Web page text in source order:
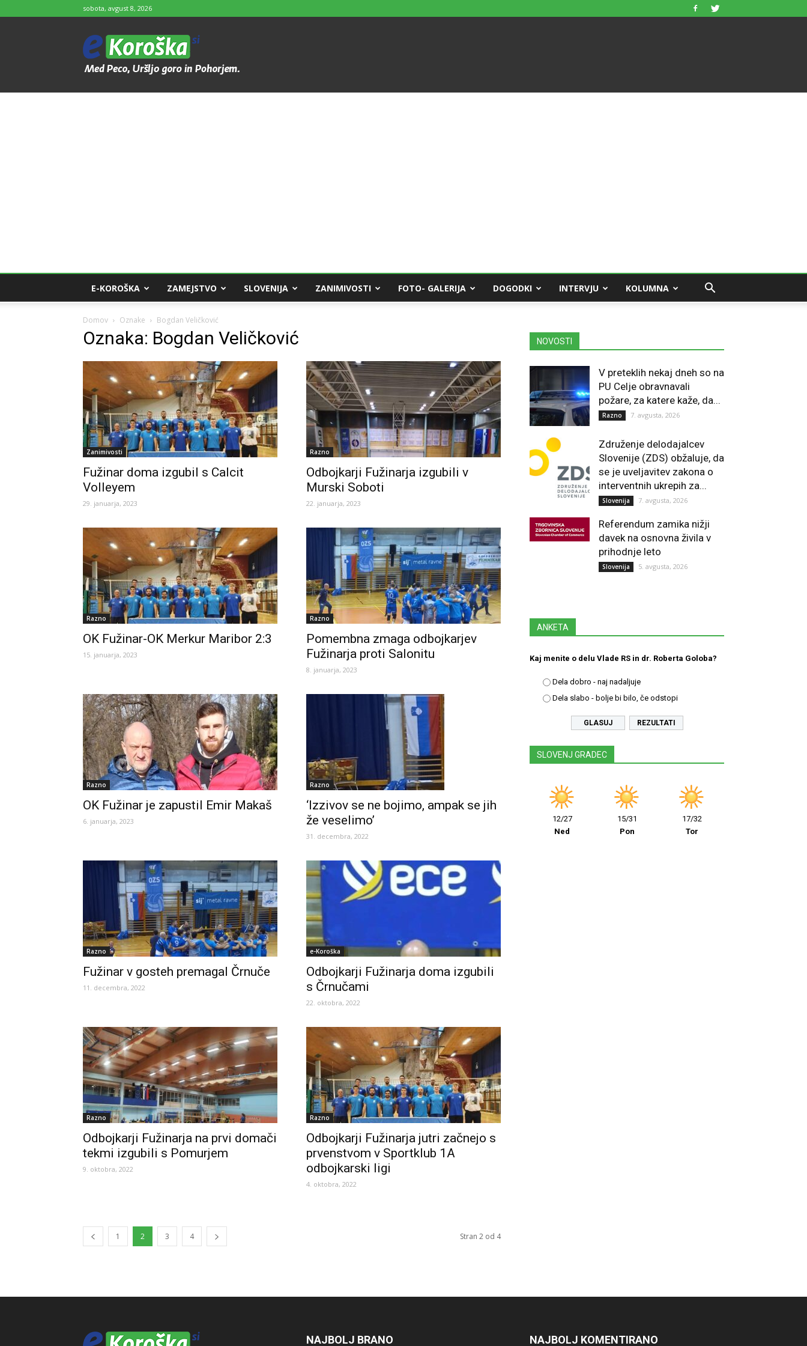
sobota, avgust 8, 2026
e-
Koroška
E-KOROŠKA ZAMEJSTVO SLOVENIJA ZANIMIVOSTI FOTO- GALERIJA DOGODKI INTERVJU KOLUMNA
Domov Oznake Bogdan Veličković
Oznaka: Bogdan Veličković
Zanimivosti
Fužinar doma izgubil s Calcit
Volleyem
29. januarja, 2023
Razno
Odbojkarji Fužinarja izgubili v
Murski Soboti
22. januarja, 2023
Razno
OK Fužinar-OK Merkur Maribor 2:3
15. januarja, 2023
Razno
Pomembna zmaga odbojkarjev
Fužinarja proti Salonitu
8. januarja, 2023
Razno
OK Fužinar je zapustil Emir Makaš
6. januarja, 2023
Razno
‘Izzivov se ne bojimo, ampak se jih
že veselimo’
31. decembra, 2022
Razno
Fužinar v gosteh premagal Črnuče
11. decembra, 2022
e-Koroška
Odbojkarji Fužinarja doma izgubili
s Črnučami
22. oktobra, 2022
Razno
Odbojkarji Fužinarja na prvi domači
tekmi izgubili s Pomurjem
9. oktobra, 2022
Razno
Odbojkarji Fužinarja jutri začnejo s
prvenstvom v Sportklub 1A
odbojkarski ligi
4. oktobra, 2022
1 2 3 4 Stran 2 od 4
NOVOSTI
V preteklih nekaj dneh so na
PU Celje obravnavali
požare, za katere kaže, da...
Razno 7. avgusta, 2026
Združenje delodajalcev
Slovenije (ZDS) obžaluje, da
se je uveljavitev zakona o
interventnih ukrepih za...
Slovenija 7. avgusta, 2026
Referendum zamika nižji
davek na osnovna živila v
prihodnje leto
Slovenija 5. avgusta, 2026
ANKETA
Kaj menite o delu Vlade RS in dr. Roberta Goloba?
Dela dobro - naj nadaljuje
Dela slabo - bolje bi bilo, če odstopi
REZULTATI
SLOVENJ GRADEC
12/27
Ned
15/31
Pon
17/32
Tor
NAJBOLJ BRANO NAJBOLJ KOMENTIRANO